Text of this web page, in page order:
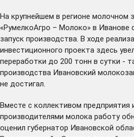
На крупнейшем в регионе молочном
«РумелкоАгро – Молоко» в Иванове
запуск производства. В ходе
инвестиционного проекта здесь
переработки до 200 тонн в сутки -
производства Ивановский
не достигал.
Вместе с коллективом предприятия
производителями молока работу
оценил губернатор Ивановской